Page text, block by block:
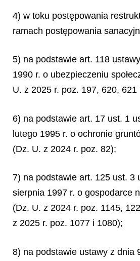
4) w toku postępowania
ramach postępowania
5) na podstawie art. 118
1990 r. o ubezpieczeniu
U. z 2025 r. poz. 197, 620, 621
6) na podstawie art. 17 ust. 1
lutego 1995 r. o ochronie
(Dz. U. z 2024 r. poz. 82);
7) na podstawie art. 125 ust. 3
sierpnia 1997 r. o gospodarce
(Dz. U. z 2024 r. poz. 1145,
z 2025 r. poz. 1077 i 1080);
8) na podstawie ustawy z dnia